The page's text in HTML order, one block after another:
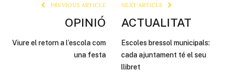
PREVIOUS ARTICLE
OPINIÓ
Viure el retorn a l’escola com
una festa
NEXT ARTICLE
ACTUALITAT
Escoles bressol municipals:
cada ajuntament té el seu
llibret